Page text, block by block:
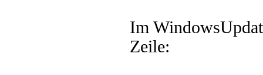
Im
Zeile: